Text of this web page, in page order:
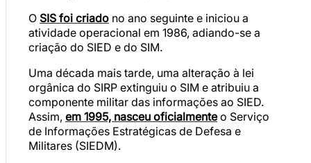
O SIS foi criado no ano seguinte e iniciou a
atividade operacional em 1986, adiando-se a
criação do SIED e do SIM.
Uma década mais tarde, uma alteração à lei
orgânica do SIRP extinguiu o SIM e atribuiu a
componente militar das informações ao SIED.
Assim, em 1995, nasceu oficialmenteo Serviço
de Informações Estratégicas de Defesa e
Militares (SIEDM).